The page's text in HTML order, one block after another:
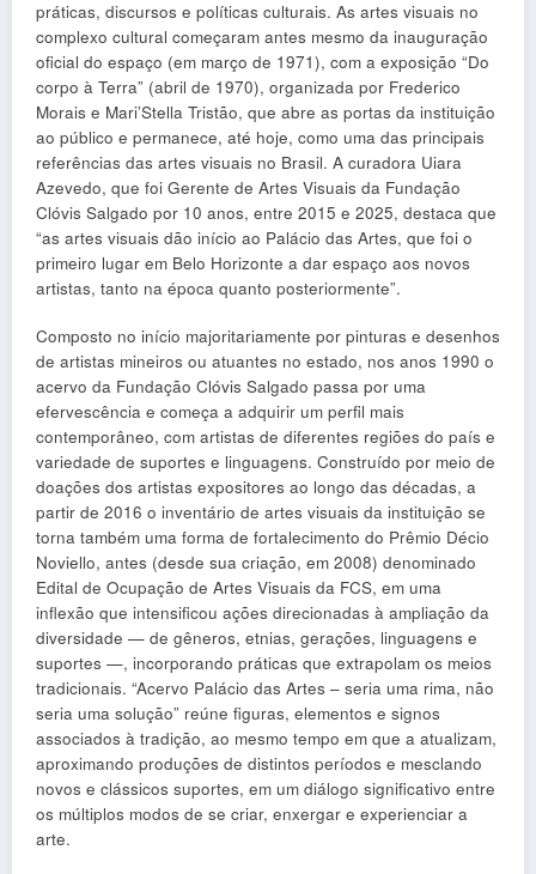
práticas, discursos e políticas culturais. As artes visuais no
complexo cultural começaram antes mesmo da inauguração
oficial do espaço (em março de 1971), com a exposição “Do
corpo à Terra” (abril de 1970), organizada por Frederico
Morais e Mari’Stella Tristão, que abre as portas da instituição
ao público e permanece, até hoje, como uma das principais
referências das artes visuais no Brasil. A curadora Uiara
Azevedo, que foi Gerente de Artes Visuais da Fundação
Clóvis Salgado por 10 anos, entre 2015 e 2025, destaca que
“as artes visuais dão início ao Palácio das Artes, que foi o
primeiro lugar em Belo Horizonte a dar espaço aos novos
artistas, tanto na época quanto posteriormente”.
Composto no início majoritariamente por pinturas e desenhos
de artistas mineiros ou atuantes no estado, nos anos 1990 o
acervo da Fundação Clóvis Salgado passa por uma
efervescência e começa a adquirir um perfil mais
contemporâneo, com artistas de diferentes regiões do país e
variedade de suportes e linguagens. Construído por meio de
doações dos artistas expositores ao longo das décadas, a
partir de 2016 o inventário de artes visuais da instituição se
torna também uma forma de fortalecimento do Prêmio Décio
Noviello, antes (desde sua criação, em 2008) denominado
Edital de Ocupação de Artes Visuais da FCS, em uma
inflexão que intensificou ações direcionadas à ampliação da
diversidade — de gêneros, etnias, gerações, linguagens e
suportes —, incorporando práticas que extrapolam os meios
tradicionais. “Acervo Palácio das Artes – seria uma rima, não
seria uma solução” reúne figuras, elementos e signos
associados à tradição, ao mesmo tempo em que a atualizam,
aproximando produções de distintos períodos e mesclando
novos e clássicos suportes, em um diálogo significativo entre
os múltiplos modos de se criar, enxergar e experienciar a
arte.